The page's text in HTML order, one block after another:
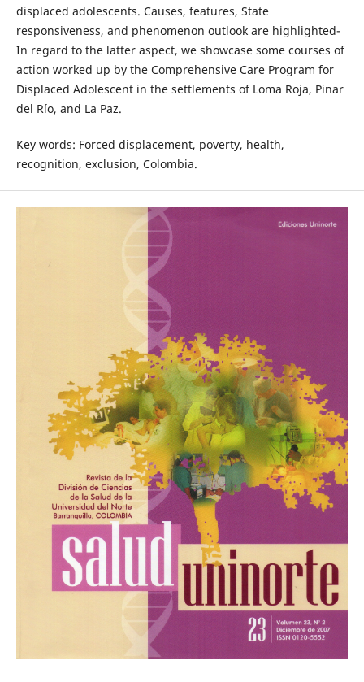
displaced adolescents. Causes, features, State
responsiveness, and phenomenon outlook are highlighted-
In regard to the latter aspect, we showcase some courses of
action worked up by the Comprehensive Care Program for
Displaced Adolescent in the settlements of Loma Roja, Pinar
del Río, and La Paz.
Key words: Forced displacement, poverty, health,
recognition, exclusion, Colombia.